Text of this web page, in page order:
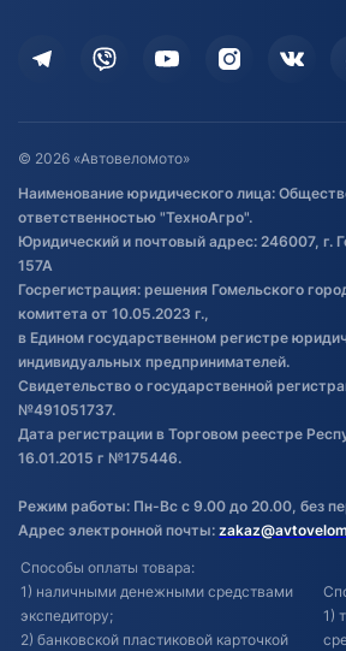
Дополнительные услуги
Оставить отзыв
Договор публичной оферты
Обработка файлов cookie
Постановка транспорта на учет
Обновления в ЭПТС 2024
© 2026 «Автовеломото»
Наименование юридического лица:
ответственностью "ТехноАгро".
Юридический и почтовый адрес: 246007, г.
157А
Госрегистрация: решения Гомельского
комитета от 10.05.2023 г.,
в Едином государственном регистре
индивидуальных предпринимателей.
Свидетельство о государственной
№491051737.
Дата регистрации в Торговом реестре
16.01.2015 г №175446.
Режим работы: Пн-Вс с 9.00 до 20.00, без
Адрес электронной почты:
Способы оплаты товара:
1) наличными денежными средствами
экспедитору;
2) банковской пластиковой карточкой
1)